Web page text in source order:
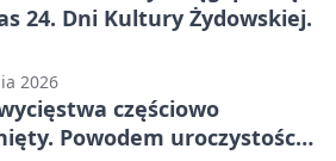
24. Dni Kultury Żydowskiej.
2026
częściowo
Powodem uroczystości